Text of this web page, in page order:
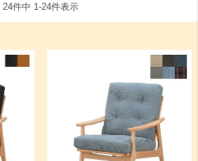
24件中 1 -24件表示